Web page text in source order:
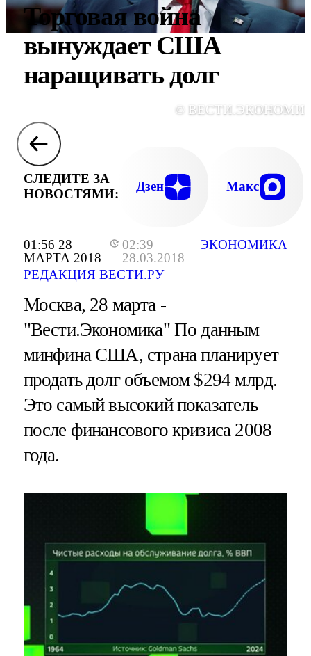
01:56 28
МАРТА 2018
02:39
28.03.2018
РЕДАКЦИЯ ВЕСТИ.РУ
ЭКОНОМИКА
Торговая война
вынуждает США
наращивать долг
©
СЛЕДИТЕ ЗА
НОВОСТЯМИ:
Дзен Макс
Москва, 28 марта -
"Вести.Экономика" По данным
минфина США, страна планирует
продать долг объемом $294 млрд.
Это самый высокий показатель
после финансового кризиса 2008
года.